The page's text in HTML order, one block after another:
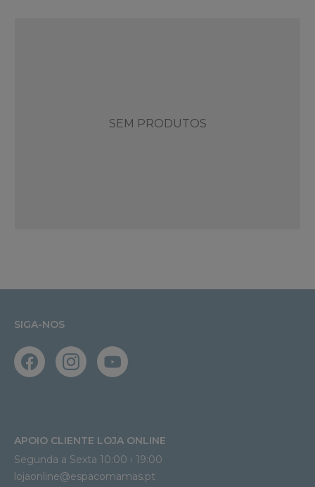
SEM PRODUTOS
SIGA-NOS
APOIO CLIENTE LOJA ONLINE
Segunda a Sexta 10:00 › 19:00
lojaonline@espacomamas.pt